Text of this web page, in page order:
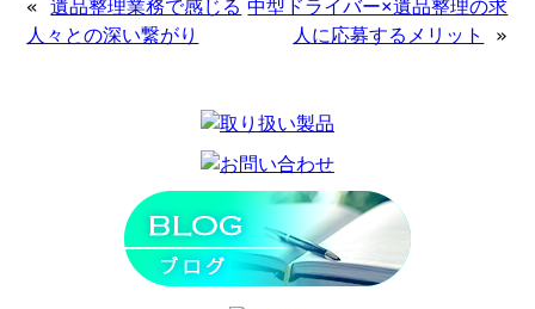
«遺品整理業務で感じる
人々との深い繋がり
中型ドライバー×遺品整理の求
人に応募するメリット
»